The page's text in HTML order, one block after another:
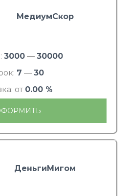
МедиумСкор
3000— 30000
7 — 30
от 0.00 %
ДеньгиМигом